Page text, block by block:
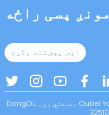
مونږ پسی راځه
اوس پوښتنه وکړئ
DongOu صنعتي زون، Oubei Yongjia Wenzhou ښار، Zhejiang،